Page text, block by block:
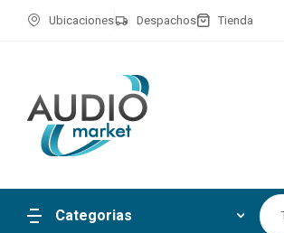
Ubicaciones Despachos Tienda
Categorias